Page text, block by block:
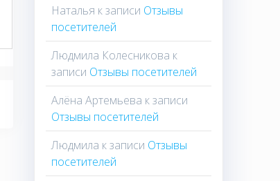
Наталья к записи Отзывы
посетителей
Людмила Колесникова к
записи Отзывы посетителей
Алёна Артемьева к записи
Отзывы посетителей
Людмила к записи Отзывы
посетителей